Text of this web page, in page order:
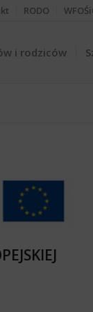
RODO
i rodziców